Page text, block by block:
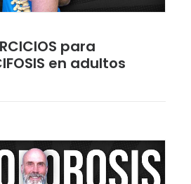
para
en adultos